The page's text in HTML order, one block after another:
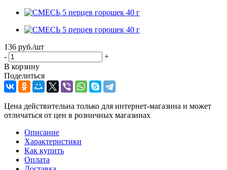
136 руб./шт
-
+
В корзину
Поделиться
Цена действительна только для интернет-магазина и может
отличаться от цен в розничных магазинах
Описание
Характеристики
Как купить
Оплата